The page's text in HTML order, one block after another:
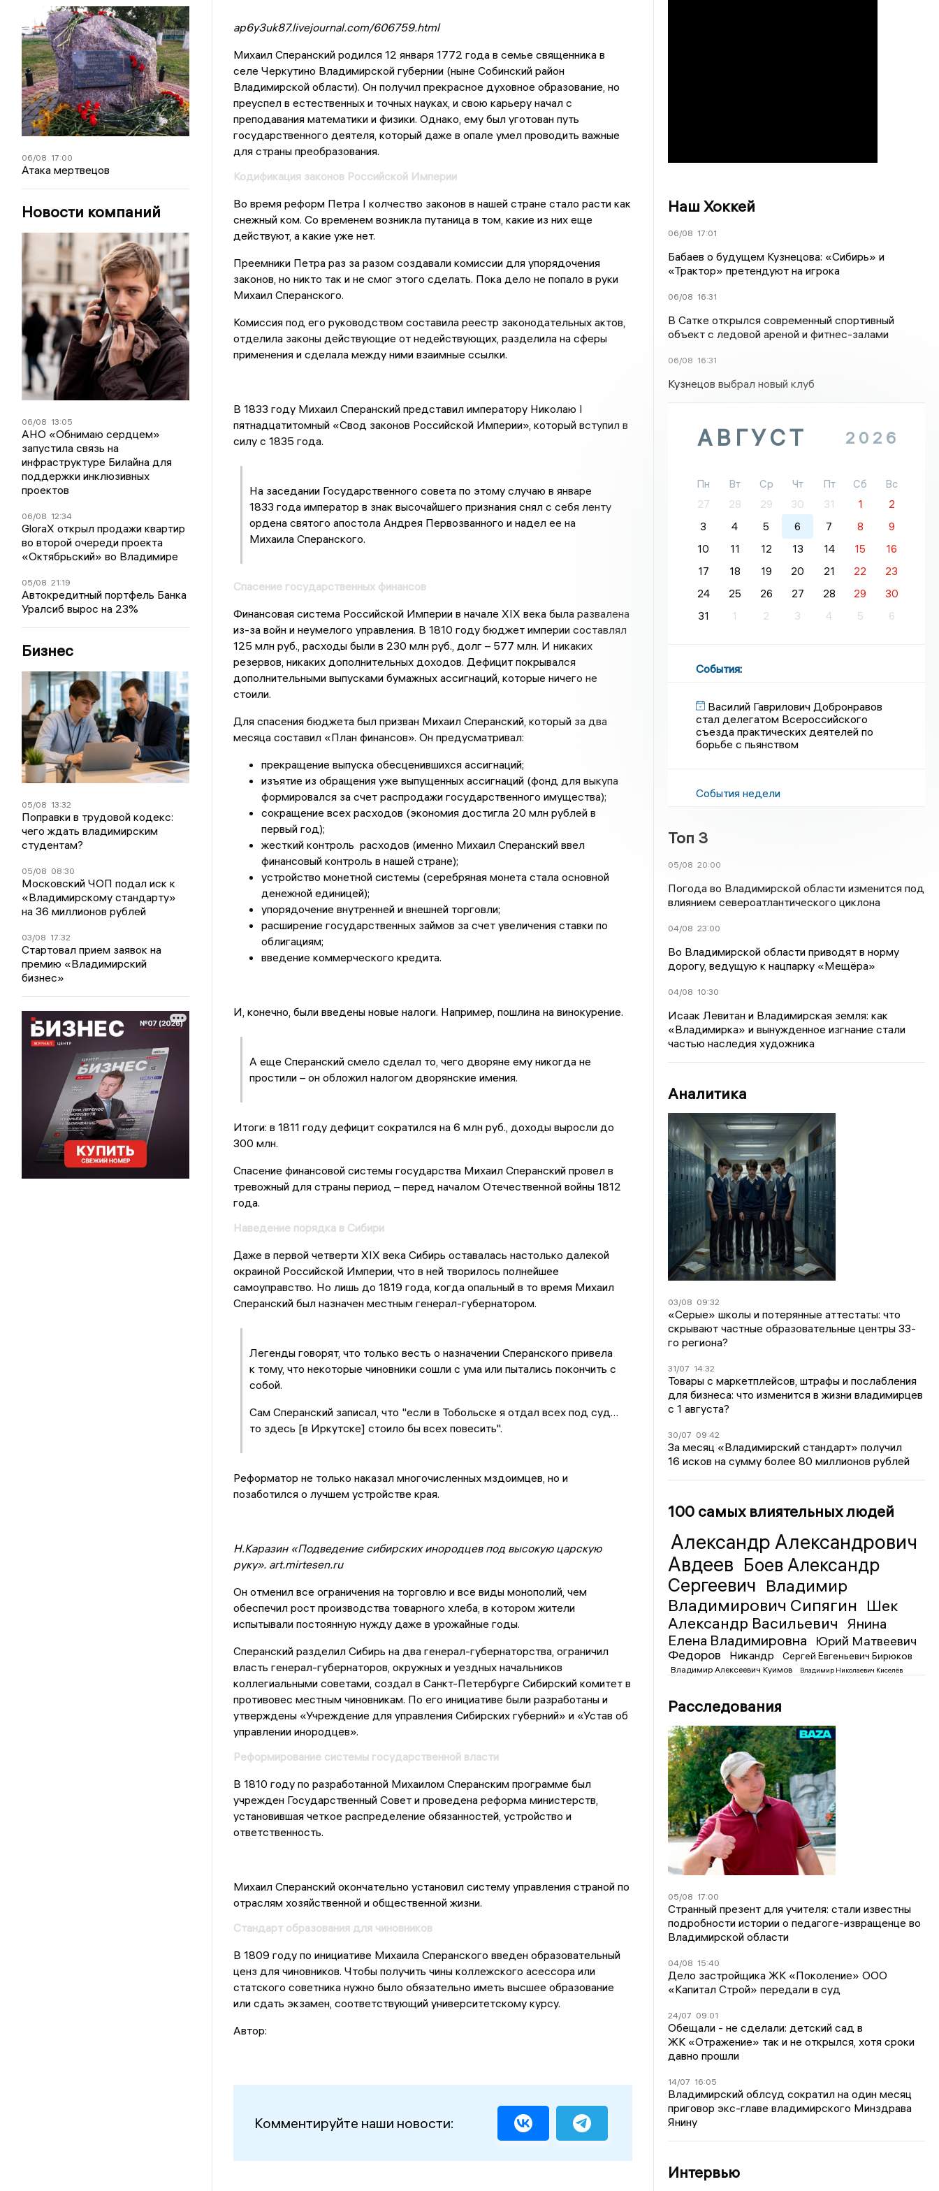
06/08 17:00
Атака мертвецов
Новости компаний
06/08 13:05
АНО «Обнимаю сердцем»
запустила связь на
инфраструктуре Билайна для
поддержки инклюзивных
проектов
06/08 12:34
GloraX открыл продажи квартир
во второй очереди проекта
«Октябрьский» во Владимире
05/08 21:19
Автокредитный портфель Банка
Уралсиб вырос на 23%
Бизнес
05/08 13:32
Поправки в трудовой кодекс:
чего ждать владимирским
студентам?
05/08 08:30
Московский ЧОП подал иск к
«Владимирскому стандарту»
на 36 миллионов рублей
03/08 17:32
Стартовал прием заявок на
премию «Владимирский
бизнес»
ap6y3uk87.livejournal.com/606759.html
Михаил Сперанский родился 12 января 1772 года в семье священника в
селе Черкутино Владимирской губернии (ныне Собинский район
Владимирской области). Он получил прекрасное духовное образование, но
преуспел в естественных и точных науках, и свою карьеру начал с
преподавания математики и физики. Однако, ему был уготован путь
государственного деятеля, который даже в опале умел проводить важные
для страны преобразования.
Кодификация законов Российской Империи
Во время реформ Петра I колчество законов в нашей стране стало расти как
снежный ком. Со временем возникла путаница в том, какие из них еще
действуют, а какие уже нет.
Преемники Петра раз за разом создавали комиссии для упорядочения
законов, но никто так и не смог этого сделать. Пока дело не попало в руки
Михаил Сперанского.
Комиссия под его руководством составила реестр законодательных актов,
отделила законы действующие от недействующих, разделила на сферы
применения и сделала между ними взаимные ссылки.
В 1833 году Михаил Сперанский представил императору Николаю I
пятнадцатитомный «Свод законов Российской Империи», который вступил в
силу с 1835 года.
На заседании Государственного совета по этому случаю в январе
1833 года император в знак высочайшего признания снял с себя ленту
ордена святого апостола Андрея Первозванного и надел ее на
Михаила Сперанского.
Спасение государственных финансов
Финансовая система Российской Империи в начале XIX века была развалена
из-за войн и неумелого управления. В 1810 году бюджет империи составлял
125 млн руб., расходы были в 230 млн руб., долг – 577 млн. И никаких
резервов, никаких дополнительных доходов. Дефицит покрывался
дополнительными выпусками бумажных ассигнаций, которые ничего не
стоили.
Для спасения бюджета был призван Михаил Сперанский, который за два
месяца составил «План финансов». Он предусматривал:
прекращение выпуска обесценившихся ассигнаций;
изъятие из обращения уже выпущенных ассигнаций (фонд для выкупа
формировался за счет распродажи государственного имущества);
сокращение всех расходов (экономия достигла 20 млн рублей в
первый год);
жесткий контроль расходов (именно Михаил Сперанский ввел
финансовый контроль в нашей стране);
устройство монетной системы (серебряная монета стала основной
денежной единицей);
упорядочение внутренней и внешней торговли;
расширение государственных займов за счет увеличения ставки по
облигациям;
введение коммерческого кредита.
И, конечно, были введены новые налоги. Например, пошлина на винокурение.
А еще Сперанский смело сделал то, чего дворяне ему никогда не
простили – он обложил налогом дворянские имения.
Итоги: в 1811 году дефицит сократился на 6 млн руб., доходы выросли до
300 млн.
Спасение финансовой системы государства Михаил Сперанский провел в
тревожный для страны период – перед началом Отечественной войны 1812
года.
Наведение порядка в Сибири
Даже в первой четверти XIX века Сибирь оставалась настолько далекой
окраиной Российской Империи, что в ней творилось полнейшее
самоуправство. Но лишь до 1819 года, когда опальный в то время Михаил
Сперанский был назначен местным генерал-губернатором.
Легенды говорят, что только весть о назначении Сперанского привела
к тому, что некоторые чиновники сошли с ума или пытались покончить с
собой.
Сам Сперанский записал, что "если в Тобольске я отдал всех под суд…
то здесь [в Иркутске] стоило бы всех повесить".
Реформатор не только наказал многочисленных мздоимцев, но и
позаботился о лучшем устройстве края.
Н.Каразин «Подведение сибирских инородцев под высокую царскую
руку». art.mirtesen.ru
Он отменил все ограничения на торговлю и все виды монополий, чем
обеспечил рост производства товарного хлеба, в котором жители
испытывали постоянную нужду даже в урожайные годы.
Сперанский разделил Сибирь на два генерал-губернаторства, ограничил
власть генерал-губернаторов, окружных и уездных начальников
коллегиальными советами, создал в Санкт-Петербурге Сибирский комитет в
противовес местным чиновникам. По его инициативе были разработаны и
утверждены «Учреждение для управления Сибирских губерний» и «Устав об
управлении инородцев».
Реформирование системы государственной власти
В 1810 году по разработанной Михаилом Сперанским программе был
учрежден Государственный Совет и проведена реформа министерств,
установившая четкое распределение обязанностей, устройство и
ответственность.
Михаил Сперанский окончательно установил систему управления страной по
отраслям хозяйственной и общественной жизни.
Стандарт образования для чиновников
В 1809 году по инициативе Михаила Сперанского введен образовательный
ценз для чиновников. Чтобы получить чины коллежского асессора или
статского советника нужно было обязательно иметь высшее образование
или сдать экзамен, соответствующий университетскому курсу.
Автор:
Комментируйте наши новости:
Наш Хоккей
06/08 17:01
Бабаев о будущем Кузнецова: «Сибирь» и
«Трактор» претендуют на игрока
06/08 16:31
В Сатке открылся современный спортивный
объект с ледовой ареной и фитнес-залами
06/08 16:31
Кузнецов выбрал новый клуб
АВГУСТ 2026
Пн Вт Ср Чт Пт Сб
Вс
27
28 29 30 31 1
2
3
4 5 6 7 8
9
10
11 12 13 14 15
16
17
18 19 20 21 22
23
24
25 26 27 28 29
30
31
1 2 3 4 5 6
События:
Василий Гаврилович Добронравов
стал делегатом Всероссийского
съезда практических деятелей по
борьбе с пьянством
События недели
Топ 3
05/08 20:00
Погода во Владимирской области изменится под
влиянием североатлантического циклона
04/08 23:00
Во Владимирской области приводят в норму
дорогу, ведущую к нацпарку «Мещёра»
04/08 10:30
Исаак Левитан и Владимирская земля: как
«Владимирка» и вынужденное изгнание стали
частью наследия художника
Аналитика
03/08 09:32
«Серые» школы и потерянные аттестаты: что
скрывают частные образовательные центры 33-
го региона?
31/07 14:32
Товары с маркетплейсов, штрафы и послабления
для бизнеса: что изменится в жизни владимирцев
с 1 августа?
30/07 09:42
За месяц «Владимирский стандарт» получил
16 исков на сумму более 80 миллионов рублей
100 самых влиятельных людей
Александр Александрович
Авдеев Боев Александр
Сергеевич Владимир
Владимирович Сипягин Шек
Александр Васильевич
Янина
Елена Владимировна
Юрий Матвеевич
Федоров
Никандр Сергей Евгеньевич Бирюков
Владимир Алексеевич Куимов Владимир Николаевич Киселёв
Расследования
05/08 17:00
Странный презент для учителя: стали известны
подробности истории о педагоге-извращенце во
Владимирской области
04/08 15:40
Дело застройщика ЖК «Поколение» ООО
«Капитал Строй» передали в суд
24/07 09:01
Обещали - не сделали: детский сад в
ЖК «Отражение» так и не открылся, хотя сроки
давно прошли
14/07 16:05
Владимирский облсуд сократил на один месяц
приговор экс-главе владимирского Минздрава
Янину
Интервью